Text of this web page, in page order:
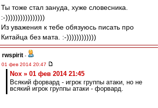
Ты тоже стал зануда, хуже словесника.
:-))))))))))))))))
Из уважения к тебе обязуюсь писать про
Китайца без мата. :-))))))))))))
rwspirit -
01 фев 2014 20:47
Nox » 01 фев 2014 21:45
Всякий форвард - игрок группы атаки, но не
всякий игрок группы атаки - форвард.